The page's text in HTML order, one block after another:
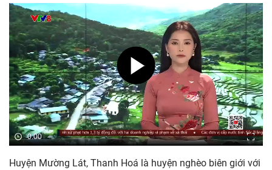
0:00
Huyện Mường Lát, Thanh Hoá là huyện nghèo biên giới với